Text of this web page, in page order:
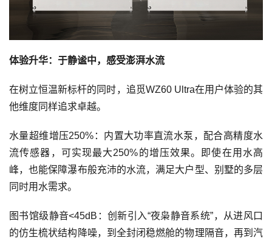
体验升华：于静谧中，感受澎湃水流
在树立恒温新标杆的同时，追觅WZ60 Ultra在用户体验的其
他维度同样追求卓越。
水量超维增压250%：内置大功率直流水泵，配合高精度水
流传感器，可实现最大250%的增压效果。即使在用水高
峰，也能保障瀑布般充沛的水流，满足大户型、别墅的多层
同时用水需求。
图书馆级静音<45dB：创新引入“夜枭静音系统”，从进风口
的仿生梳状结构降噪，到全封闭稳燃舱的物理隔音，再到汽